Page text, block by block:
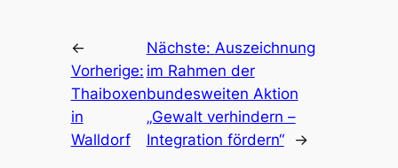
←
Vorherige:
Thaiboxen
in
Walldorf
Nächste: Auszeichnung
im Rahmen der
bundesweiten Aktion
„Gewalt verhindern –
Integration fördern“
→